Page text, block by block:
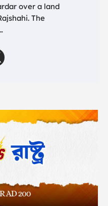
over a land
The